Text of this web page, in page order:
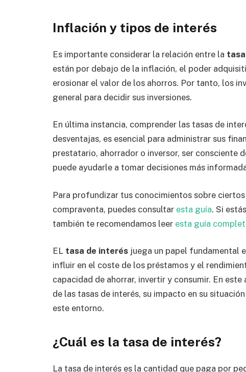
Inflación y tipos de interés
Es importante considerar la relación entre la
están por debajo de la inflación, el poder
erosionar el valor de los ahorros. Por tanto, los
general para decidir sus inversiones.
En última instancia, comprender las tasas de
desventajas, es esencial para administrar sus
prestatario, ahorrador o inversor, ser consciente
puede ayudarle a tomar decisiones más
Para profundizar tus conocimientos sobre
compraventa, puedes consultar esta guía. Si
también te recomendamos leer esta guía
EL tasa de interés juega un papel fundamental
influir en el coste de los préstamos y el
capacidad de ahorrar, invertir y consumir. En
de las tasas de interés, su impacto en su
este entorno.
¿Cuál es la tasa de interés?
La tasa de interés es la cantidad que paga por